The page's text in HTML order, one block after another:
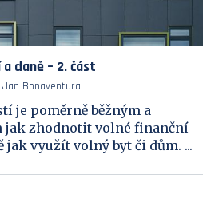
daně – 2. část
Jan Bonaventura
je poměrně běžným a
jak zhodnotit volné finanční
využít volný byt či dům. ...